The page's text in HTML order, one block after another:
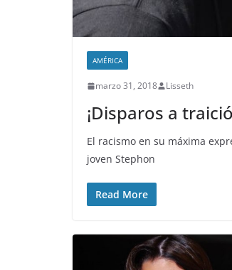
AMÉRICA
marzo 31, 2018 Lisseth
¡Disparos a
El racismo en su máxima
joven Stephon
Read More